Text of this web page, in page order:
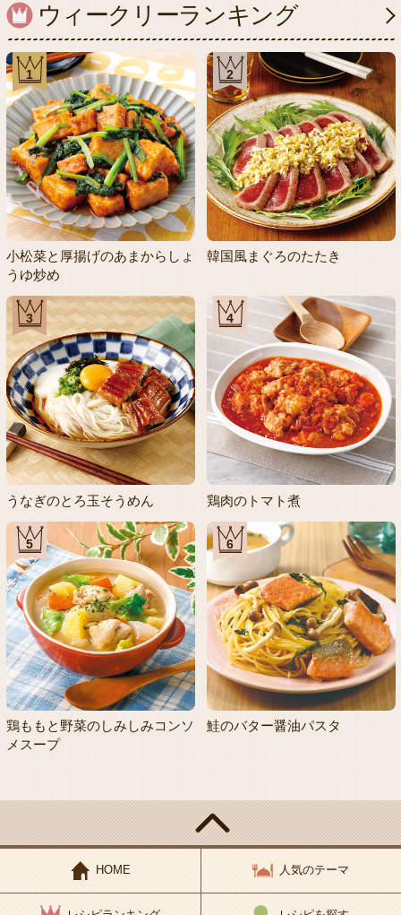
ウィークリーランキング
1
小松菜と厚揚げのあまからしょ
うゆ炒め
2
韓国風まぐろのたたき
3
うなぎのとろ玉そうめん
4
鶏肉のトマト煮
5
鶏ももと野菜のしみしみコンソ
メスープ
6
鮭のバター醤油パスタ
HOME 人気のテーマ